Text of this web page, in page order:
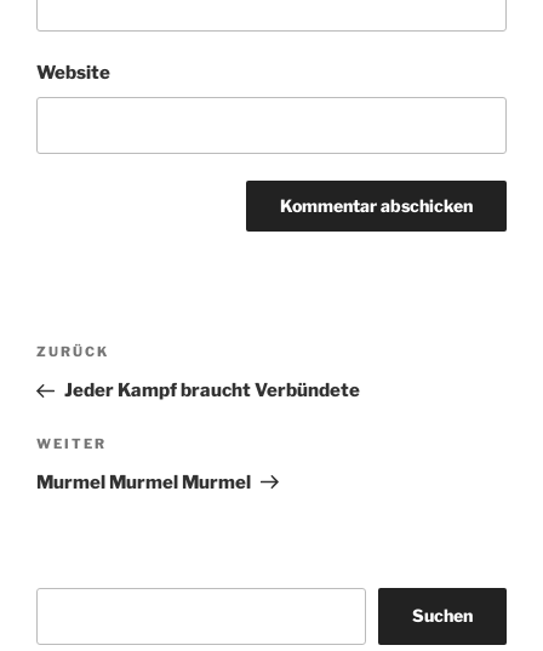
Website
Beitragsnavigation
Vorheriger
Beitrag
ZURÜCK
Jeder Kampf braucht Verbündete
Nächster
Beitrag
WEITER
Murmel Murmel Murmel
Suchen